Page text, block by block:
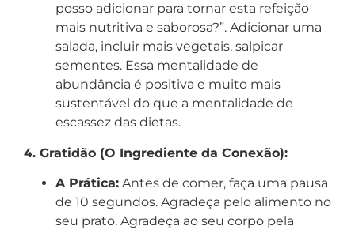
posso adicionar para tornar esta refeição
mais nutritiva e saborosa?”. Adicionar uma
salada, incluir mais vegetais, salpicar
sementes. Essa mentalidade de
abundância é positiva e muito mais
sustentável do que a mentalidade de
escassez das dietas.
4. Gratidão (O Ingrediente da Conexão):
A Prática: Antes de comer, faça uma pausa
de 10 segundos. Agradeça pelo alimento no
seu prato. Agradeça ao seu corpo pela